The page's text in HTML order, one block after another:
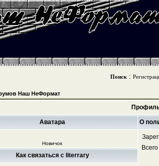
Поиск :
Наш НеФормат
Аватара О
Новичок
Как связаться с literrary